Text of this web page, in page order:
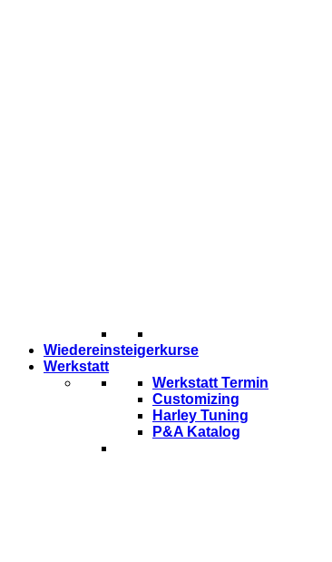
Wiedereinsteigerkurse
Werkstatt
Werkstatt Termin
Customizing
Harley Tuning
P&A Katalog